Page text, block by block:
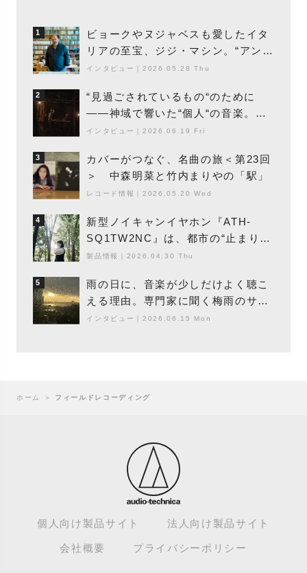
1
ビョークやヌジャベスも愛したイタ
リアの至宝、ジジ・マシン。“アンビ
エントの巨匠”が明かす創作の原点
インタビュー 2026.05.28 Thu
2
“見過ごされているもの“のために
――神域で響いた“個人“の音楽。冥
丁の『赤城 夜神楽』をレポート
インタビュー 2026.06.19 Fri
3
カバーがつなぐ、名曲の旅＜第23回
＞ 中森明菜と竹内まりやの「駅」
レコード情報 2026.05.20 Wed
4
新型ノイキャンイヤホン『ATH-
SQ1TW2NC』は、都市の“止まり
木”になり得るーシンガーソングライ
製品情報 2026.04.30 Thu
5
雨の日に、音楽が少しだけよく聴こ
える理由。専門家に聞く梅雨のサウ
ンドスケープ
インタビュー 2026.06.15 Mon
ホーム ＞ フィールドレコーディング
個人向け製品サイト 法人向け製品サイト
会社概要 プライバシーポリシー